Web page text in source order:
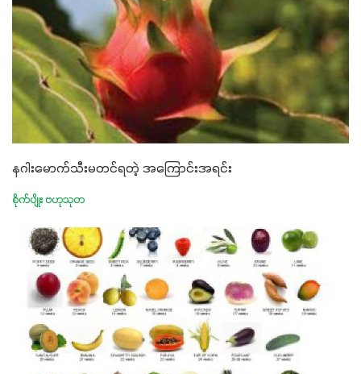
နဂါးမောက်သီးမတင်ရတဲ့ အကြောင်းအရင်း
စိုက်ပျိုး ဗဟုသုတ